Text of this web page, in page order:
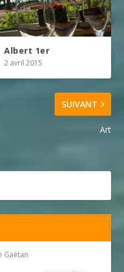
Albert 1er
2 avril 2015
SUIVANT
Art
Gaétan